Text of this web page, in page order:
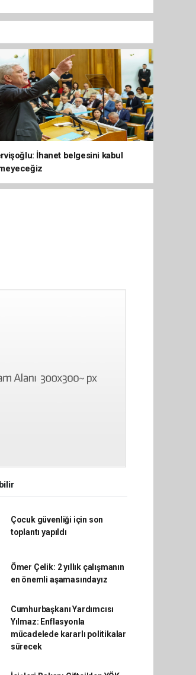
İhanet belgesini kabul
Çocuk güvenliği için son
toplantı yapıldı
Ömer Çelik: 2 yıllık çalışmanın
en önemli aşamasındayız
Cumhurbaşkanı Yardımcısı
Yılmaz: Enflasyonla
mücadelede kararlı politikalar
sürecek